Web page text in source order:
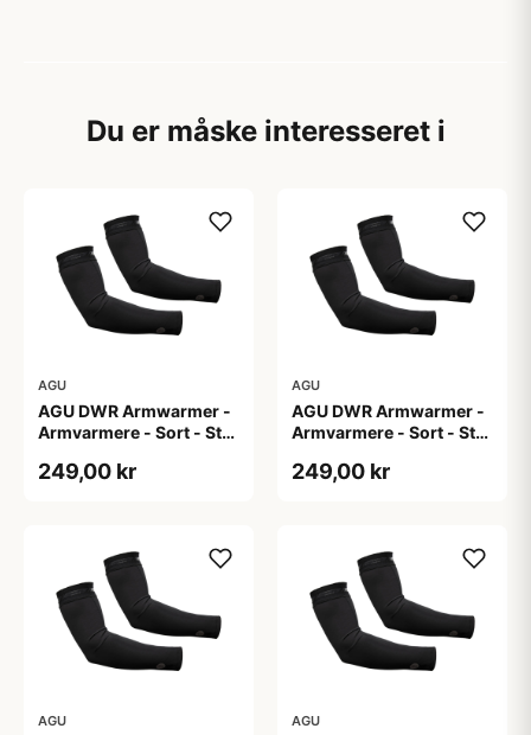
Du er måske interesseret i
AGU
AGU DWR Armwarmer -
Armvarmere - Sort - Str.
249,00 kr
AGU
AGU DWR Armwarmer -
Armvarmere - Sort - Str.
249,00 kr
AGU AGU